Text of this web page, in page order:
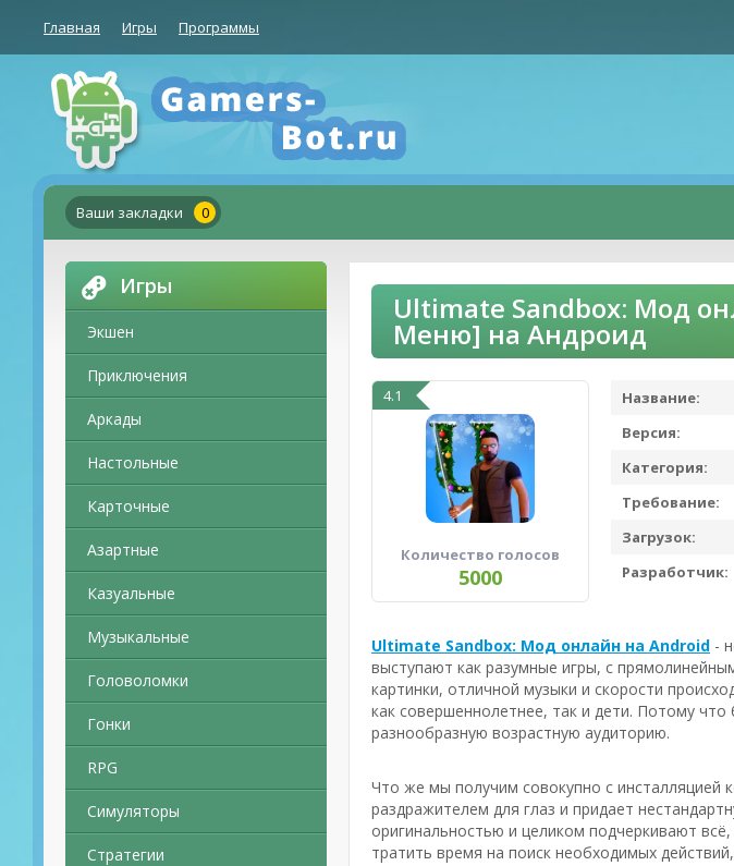
Главная Игры Программы
Ваши закладки 0
Игры
Экшен
Приключения
Аркады
Настольные
Карточные
Азартные
Казуальные
Музыкальные
Головоломки
Гонки
RPG
Симуляторы
Стратегии
Ultimate Sandbox: Мод
Меню] на Андроид
4.1
Количество голосов
5000
Название:
Версия:
Категория:
Требование:
Загрузок:
Разработчик:
Ultimate Sandbox: Мод онлайн на Android -
выступают как разумные игры, с
картинки, отличной музыки и скорости
как совершеннолетнее, так и дети. Потому
разнообразную возрастную аудиторию.
Что же мы получим совокупно с инсталляцией
раздражителем для глаз и придает
оригинальностью и целиком подчеркивают
тратить время на поиск необходимых